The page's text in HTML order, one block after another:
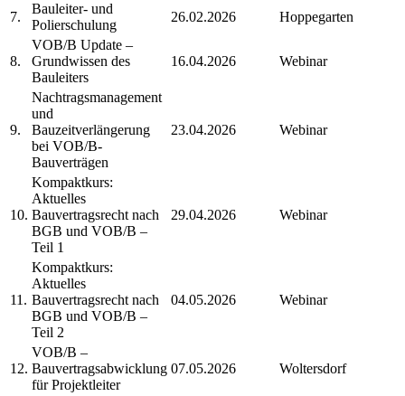
7.
Bauleiter- und
Polierschulung
26.02.2026 Hoppegarten
8.
VOB/B Update –
Grundwissen des
Bauleiters
16.04.2026 Webinar
9.
Nachtragsmanagement
und
Bauzeitverlängerung
bei VOB/B-
Bauverträgen
23.04.2026 Webinar
10.
Kompaktkurs:
Aktuelles
Bauvertragsrecht nach
BGB und VOB/B –
Teil 1
29.04.2026 Webinar
11.
Kompaktkurs:
Aktuelles
Bauvertragsrecht nach
BGB und VOB/B –
Teil 2
04.05.2026 Webinar
12.
VOB/B –
Bauvertragsabwicklung
für Projektleiter
07.05.2026 Woltersdorf